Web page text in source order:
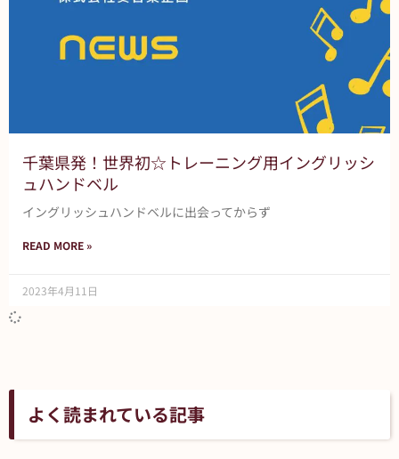
千葉県発！世界初☆トレーニング用イングリッシ
ュハンドベル
イングリッシュハンドベルに出会ってからず
READ MORE »
2023年4月11日
よく読まれている記事